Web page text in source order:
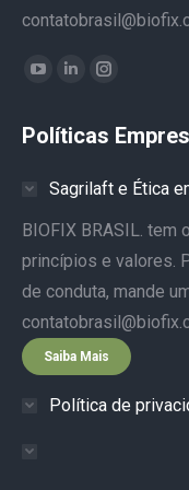
Encontre-nos em:
YouTube
opens
new
window
Linkedin
opens
new
window
Instagram
opens
new
window
Políticas
Sagrilaft e Ética
BIOFIX BRASIL.
princípios e valores.
de conduta, mande
Saiba Mais
Política de